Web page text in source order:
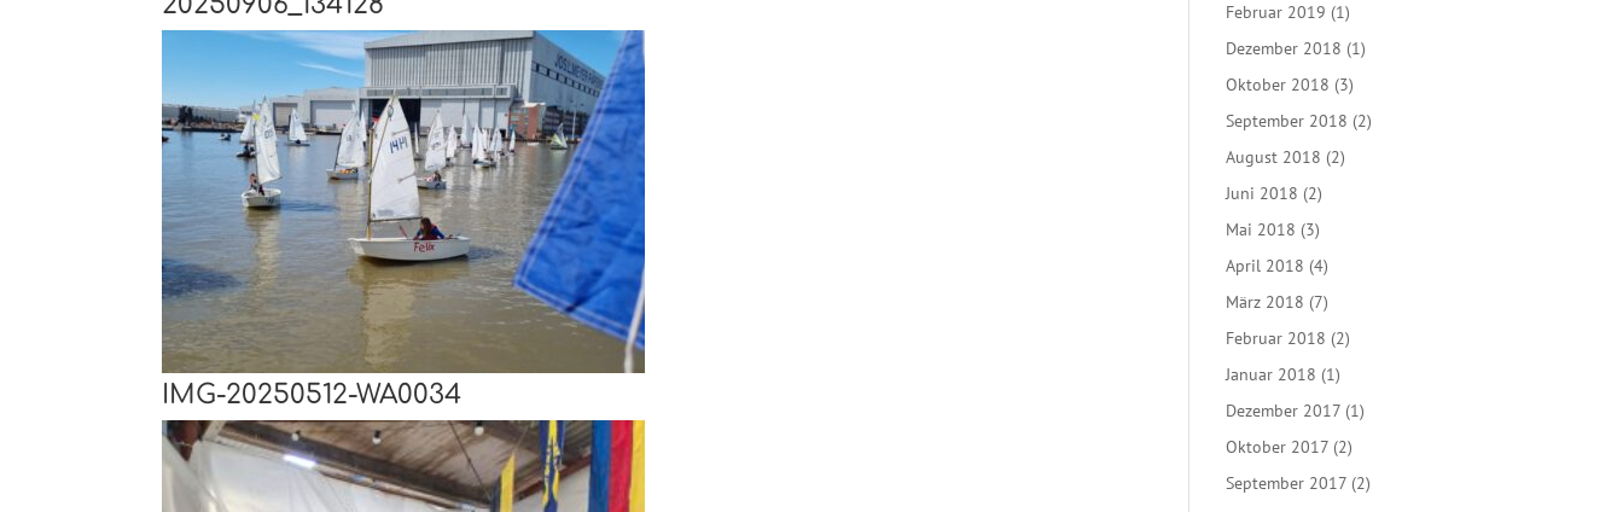
IMG-20250512-WA0034
Februar 2019 (1)
Dezember 2018 (1)
Oktober 2018 (3)
September 2018 (2)
August 2018 (2)
Juni 2018 (2)
Mai 2018 (3)
April 2018 (4)
März 2018 (7)
Februar 2018 (2)
Januar 2018 (1)
Dezember 2017 (1)
Oktober 2017 (2)
September 2017 (2)